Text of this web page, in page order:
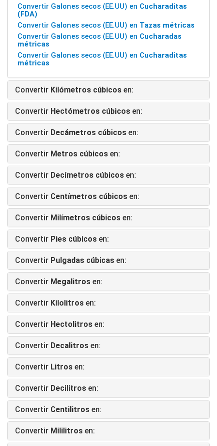
Convertir Galones secos (EE.UU) en Cucharaditas
(FDA)
Convertir Galones secos (EE.UU) en Tazas métricas
Convertir Galones secos (EE.UU) en Cucharadas
métricas
Convertir Galones secos (EE.UU) en Cucharaditas
métricas
Convertir Kilómetros cúbicos en:
Convertir Hectómetros cúbicos en:
Convertir Decámetros cúbicos en:
Convertir Metros cúbicos en:
Convertir Decímetros cúbicos en:
Convertir Centímetros cúbicos en:
Convertir Milímetros cúbicos en:
Convertir Pies cúbicos en:
Convertir Pulgadas cúbicas en:
Convertir Megalitros en:
Convertir Kilolitros en:
Convertir Hectolitros en:
Convertir Decalitros en:
Convertir Litros en:
Convertir Decilitros en:
Convertir Centilitros en:
Convertir Mililitros en: